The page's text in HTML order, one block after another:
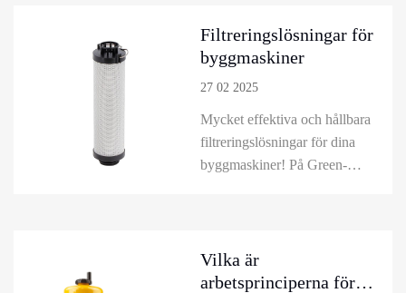
innovationer, inklusive
oljefilter, hydrauliska filter
driver effektivitet, tillförli...
Filtreringslösningar för
byggmaskiner
27 02 2025
Mycket effektiva och hållbara
filtreringslösningar för dina
byggmaskiner! På Green-
byggmaskiner. Våra filter
kommer från ledande
Vilka är
arbetsprinciperna för